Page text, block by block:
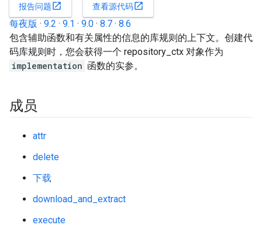
报告问题open_in_new 查看源代码open_in_new
每夜版 · 9.2 · 9.1 · 9.0 · 8.7 · 8.6
包含辅助函数和有关属性的信息的库规则的上下文。创建代
码库规则时，您会获得一个 repository_ctx 对象作为
implementation 函数的实参。
成员
attr
delete
下载
download_and_extract
execute